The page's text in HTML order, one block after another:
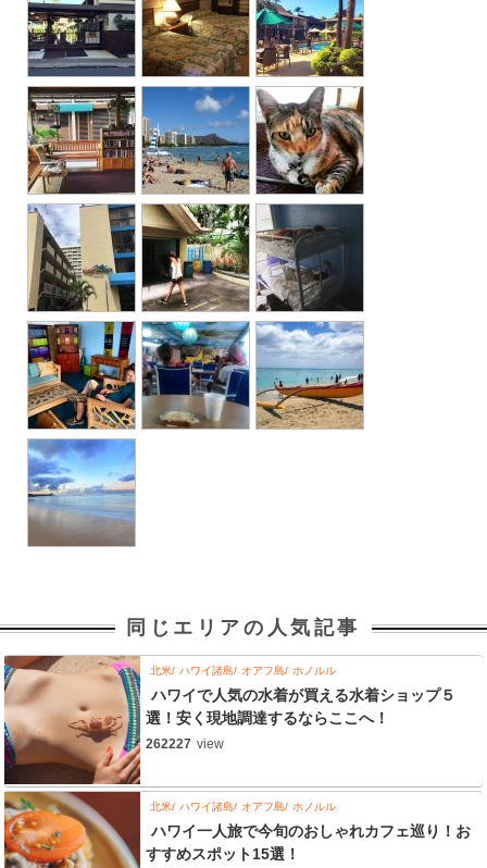
同じエリアの人気記事
北米 ハワイ諸島 オアフ島 ホノルル
ハワイで人気の水着が買える水着ショップ５
選！安く現地調達するならここへ！
262227 view
北米 ハワイ諸島 オアフ島 ホノルル
ハワイ一人旅で今旬のおしゃれカフェ巡り！お
すすめスポット15選！